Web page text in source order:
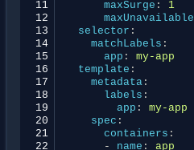
11 maxSurge :
1
12
maxUnavailable
13
selector :
14
matchLabels :
15
app :
my-app
16
template :
17
metadata:
18
labels :
19
app :
my-app
20
spec :
21
containers :
22
- name :
app